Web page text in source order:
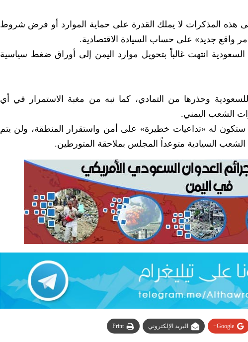
هذه المذكرات لا يملك القدرة على حماية الموارد أو فرض شروط
واقع جديد» على حساب السيادة الاقتصادية.
انتهت غالباً بتحويل موارد اليمن إلى أوراق ضغط سياسية
وحذرها من التمادي، كما نبه من مغبة الاستمرار في أي
الشعب اليمني.
له «تداعيات خطيرة» على أمن واستقرار المنطقة، ولن يتم
السيادية متوعداً المجلس بملاحقة المتورطين.
Google+ البريد الإلكتروني Print